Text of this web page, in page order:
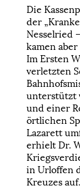
Die
der
Nesselried
kamen
Im Ersten
verletzten
unterstützt
und einer
örtlichen
Lazarett
erhielt Dr.
in Urloffen
Kreuzes auf.